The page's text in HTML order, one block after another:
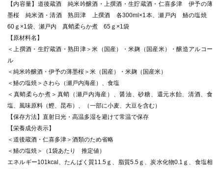
【内容量】道後蔵酒 純米吟醸酒・上撰酒・生貯蔵酒・仁喜多津 伊予の薄
墨桜 純米酒・清酒 熟田津 上撰酒 各300ml×1本、瀬戸内 鰆の塩焼
60ｇ×1袋、瀬戸内 真蛸柔らか煮 65ｇ×1袋
【原材料名】
＜上撰酒・生貯蔵酒・熟田津＞米（国産）・米麹（国産米）・醸造アルコー
ル
＜純米吟醸酒・伊予の薄墨桜＞米（国産）・米麹（国産米）
＜鰆の塩焼＞さわら（瀬戸内海産）、食塩
＜真蛸柔らか煮＞真蛸（瀬戸内海産）、醤油、砂糖、還元水飴、清酒、食
塩、風味原料（鰹、昆布）、（一部に小麦、大豆を含む）
【保存方法】直射日光・高温多湿を避けて常温で保存
【栄養成分表示】
＜道後蔵酒・仁喜多津＞酒類のため省略
＜鰆の塩焼＞（1袋あたり 推定値）
エネルギー101kcal、たんぱく質11.5ｇ、脂質5.5ｇ、炭水化物0.1ｇ、食塩相